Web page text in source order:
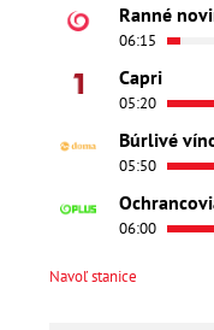
Ranné
06:15
Capri
05:20
Búrlivé
05:50
06:00
Navoľ stanice